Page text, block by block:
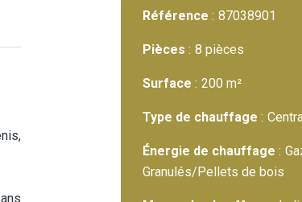
Référence 87038901
Pièces 8 pièces
Surface 200 m²
Type de chauffage
Énergie de chauffage
Granulés/Pellets de bois